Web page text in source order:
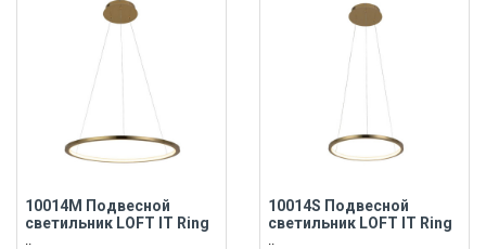
10014M Подвесной
светильник LOFT IT Ring
..
10014S Подвесной
светильник LOFT IT Ring
..